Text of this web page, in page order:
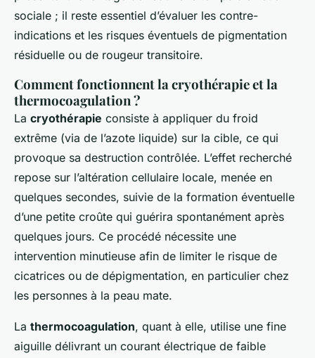
sociale ; il reste essentiel d’évaluer les contre-
indications et les risques éventuels de pigmentation
résiduelle ou de rougeur transitoire.
Comment fonctionnent la cryothérapie et la
thermocoagulation ?
La cryothérapie consiste à appliquer du froid
extrême (via de l’azote liquide) sur la cible, ce qui
provoque sa destruction contrôlée. L’effet recherché
repose sur l’altération cellulaire locale, menée en
quelques secondes, suivie de la formation éventuelle
d’une petite croûte qui guérira spontanément après
quelques jours. Ce procédé nécessite une
intervention minutieuse afin de limiter le risque de
cicatrices ou de dépigmentation, en particulier chez
les personnes à la peau mate.
La thermocoagulation, quant à elle, utilise une fine
aiguille délivrant un courant électrique de faible